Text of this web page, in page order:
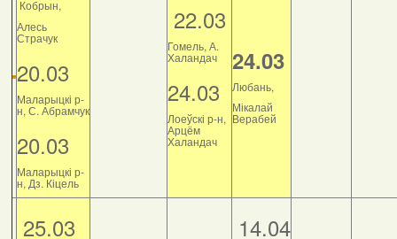
Кобрын,
Алесь
Страчук
20.03
Маларыцкі р-
н, С. Абрамчук
20.03
Маларыцкі р-
н, Дз. Кіцель
22.03
Гомель, А.
Халандач
24.03
Лоеўскі р-н,
Арцём
Халандач
24.03
Любань,
Мікалай
Верабей
25.03 14.04